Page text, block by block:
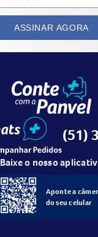
ASSINAR AGORA
(51)
Baixe o nosso
Aponte a
do seu celular